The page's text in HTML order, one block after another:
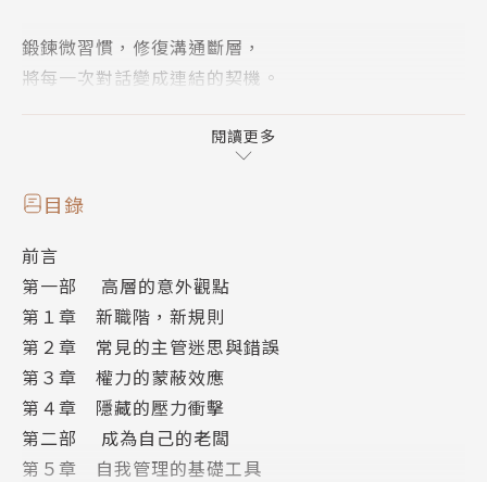
鍛鍊微習慣，修復溝通斷層，
將每一次對話變成連結的契機。
▌若你曾遇過下列情況，本書就是為你而寫的：
．工作壓力大的時候，我很容易沒耐心、變得易怒。
．我晉升至新職位後，發現同事對我的態度變了。
．當上主管後，我很害怕被討厭、被發現是冒牌貨。
．下屬有些問題，我不知道該怎麼說才不會傷到他。
領導者隨著職責加重、壓力劇增，行為可能變得扭曲，
權力的增長甚至會讓他們看不清這些行為所造成的影
響。即便是立意良善的主管，也很容易在無意中變成沒
人想共事的上司。
閱讀更多
目錄
前言
第一部 高層的意外觀點
第１章 新職階，新規則
第２章 常見的主管迷思與錯誤
第３章 權力的蒙蔽效應
第４章 隱藏的壓力衝擊
第二部 成為自己的老闆
第５章 自我管理的基礎工具